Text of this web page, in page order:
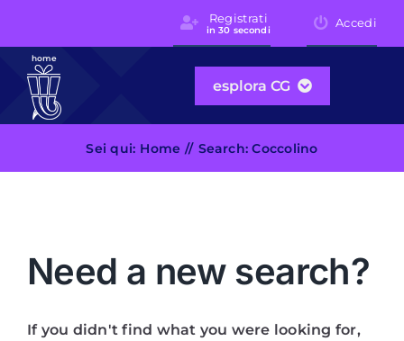
content
Registrati
in 30 secondi
Accedi
esplora CG
home
Sei qui: Home Search: Coccolino
Need a new search?
If you didn't find what you were looking for,